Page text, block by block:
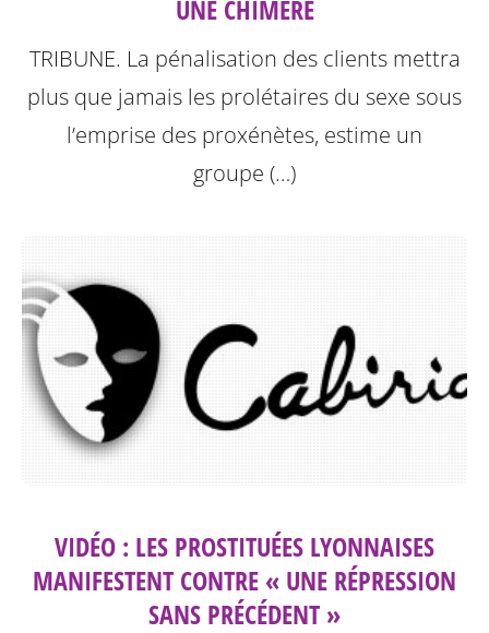
UNE CHIMÈRE
TRIBUNE. La pénalisation des clients mettra
plus que jamais les prolétaires du sexe sous
l’emprise des proxénètes, estime un
groupe (…)
VIDÉO : LES PROSTITUÉES LYONNAISES
MANIFESTENT CONTRE « UNE RÉPRESSION
SANS PRÉCÉDENT »